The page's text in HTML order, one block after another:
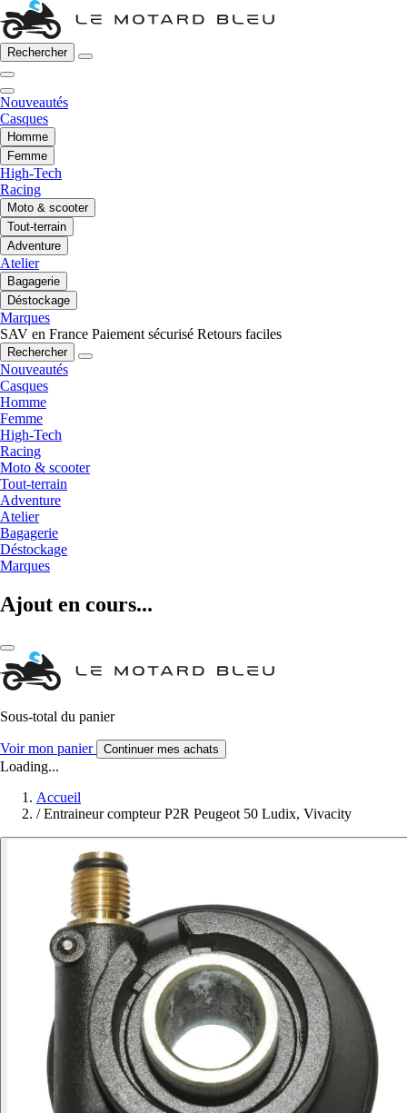
Rechercher
Nouveautés
Casques
Homme
Femme
High-Tech
Racing
Moto & scooter
Tout-terrain
Adventure
Atelier
Bagagerie
Déstockage
Marques
SAV en France Paiement sécurisé Retours faciles
Rechercher
Nouveautés
Casques
Homme
Femme
High-Tech
Racing
Moto & scooter
Tout-terrain
Adventure
Atelier
Bagagerie
Déstockage
Marques
Ajout en cours...
Sous-total du panier
Voir mon panier Continuer mes achats
Loading...
Accueil
/ Entraineur compteur P2R Peugeot 50 Ludix, Vivacity